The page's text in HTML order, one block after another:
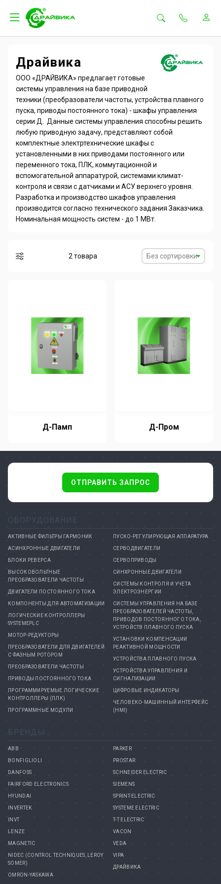
Драйвика
ООО «ДРАЙВИКА» предлагает готовые
системы управления на базе приводной
техники (преобразователи частоты, устройства плавного
пуска, приводы постоянного тока) - шкафы управления
серии Д. Данные системы управления способны решить
любую приводную задачу, представляют собой
комплектные электртехнические шкафы с
установленными в них приводами постоянного или
переменного тока, ПЛК, коммутационной и
вспомогательной аппаратурой, системами климат-
контроля и связи с датчиками и АСУ верхнего уровня.
Разработка и производство шкафов управления
производится согласно технического задания Заказчика.
Номинальная мощность систем - до 1 МВт.
2 товара Без сортировки
Д-Памп Д-Пром
ОТПРАВИТЬ ЗАПРОС
ОБОРУДОВАНИЕ
АКТИВНЫЕ ФИЛЬТРЫ ГАРМОНИК
АСИНХРОННЫЕ ДВИГАТЕЛИ
БЛОКИ РЕВЕРСА
ВЫСОКОВОЛЬТНЫЕ
ПРЕОБРАЗОВАТЕЛИ ЧАСТОТЫ
ДВИГАТЕЛИ ПОСТОЯННОГО ТОКА
КОМПОНЕНТЫ ДЛЯ АВТОМАТИЗАЦИИ
ЛОГИЧЕСКИЕ КОНТРОЛЛЕРЫ
SYSTEMEPLC
МОТОР-РЕДУКТОРЫ
ПРЕОБРАЗОВАТЕЛИ ДЛЯ ДВИГАТЕЛЕЙ
С ФАЗНЫМ РОТОРОМ
ПРЕОБРАЗОВАТЕЛИ ЧАСТОТЫ
ПРИВОДЫ ПОСТОЯННОГО ТОКА
ПРОГРАММИРУЕМЫЕ ЛОГИЧЕСКИЕ
КОНТРОЛЛЕРЫ (ПЛК)
ПРОГРАММНЫЕ МОДУЛИ
ПУСКО-РЕГУЛИРУЮЩАЯ АППАРАТУРА
СЕРВОДВИГАТЕЛИ
СЕРВОПРИВОДЫ
СИНХРОННЫЕ ДВИГАТЕЛИ
СИСТЕМЫ КОНТРОЛЯ И УЧЕТА
ЭЛЕКТРОЭНЕРГИИ
СИСТЕМЫ УПРАВЛЕНИЯ НА БАЗЕ
ПРЕОБРАЗОВАТЕЛЕЙ ЧАСТОТЫ,
ПРИВОДОВ ПОСТОЯННОГО ТОКА,
УСТРОЙСТВ ПЛАВНОГО ПУСКА
УСТАНОВКИ КОМПЕНСАЦИИ
РЕАКТИВНОЙ МОЩНОСТИ
УСТРОЙСТВА ПЛАВНОГО ПУСКА
УСТРОЙСТВА УПРАВЛЕНИЯ И
СИГНАЛИЗАЦИИ
ЦИФРОВЫЕ ИНДИКАТОРЫ
ЧЕЛОВЕКО-МАШИННЫЙ ИНТЕРФЕЙС
(HMI)
БРЕНДЫ
ABB
BONFIGLIOLI
DANFOSS
FAIRFORD ELECTRONICS
HYUNDAI
INVERTEK
INVT
LENZE
MAGNETIC
NIDEC (CONTROL TECHNIQUES, LEROY
SOMER)
OMRON-YASKAWA
PARKER
PROSTAR
SCHNEIDER ELECTRIC
SIEMENS
SPRINT-ELECTRIC
SYSTEME ELECTRIC
T-T ELECTRIC
VACON
VEDA
VIPA
ДРАЙВИКА